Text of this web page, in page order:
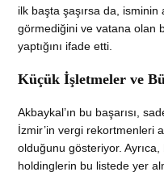
ilk başta şaşırsa da, isminin
görmediğini ve vatana olan
yaptığını ifade etti.
Küçük İşletmeler ve
Akbaykal’ın bu başarısı,
İzmir’in vergi rekortmenleri
olduğunu gösteriyor. Ayrıca,
holdinglerin bu listede yer